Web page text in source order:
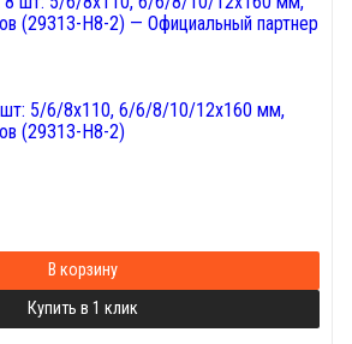
5/6/8х110, 6/6/8/10/12х160 мм,
(29313-H8-2)
В корзину
Купить в 1 клик